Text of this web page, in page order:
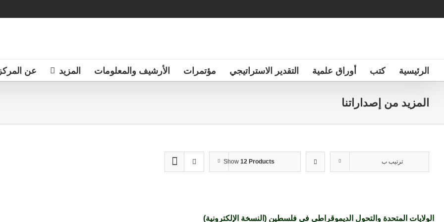
to
الرئيسية كتب أوراق علمية التقدير الاستراتيجي مؤتمرات الأرشيف والمعلومات المزيد عن المركز
المزيد من إصداراتنا
ترتيب ب Show 12 Products
الولايات المتحدة والتحول الديموقراطي في فلسطين (النسخة الإلكترونية)